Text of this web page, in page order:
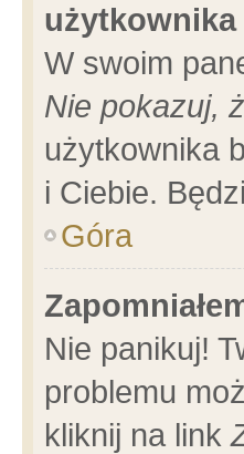
W swoim
Nie pokazuj,
użytkownika
i Ciebie.
Góra
Nie panikuj!
problemu
kliknij na link